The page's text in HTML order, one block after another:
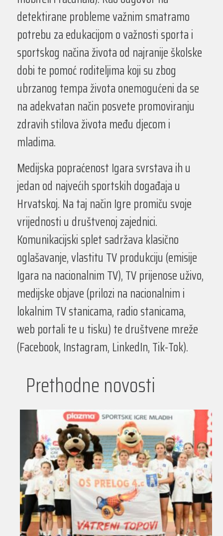
detektirane probleme važnim smatramo
potrebu za edukacijom o važnosti sporta i
sportskog načina života od najranije školske
dobi te pomoć roditeljima koji su zbog
ubrzanog tempa života onemogućeni da se
na adekvatan način posvete promoviranju
zdravih stilova života među djecom i
mladima.
Medijska popraćenost Igara svrstava ih u
jedan od najvećih sportskih događaja u
Hrvatskoj. Na taj način Igre promiču svoje
vrijednosti u društvenoj zajednici.
Komunikacijski splet sadržava klasično
oglašavanje, vlastitu TV produkciju (emisije
Igara na nacionalnim TV), TV prijenose uživo,
medijske objave (prilozi na nacionalnim i
lokalnim TV stanicama, radio stanicama,
web portali te u tisku) te društvene mreže
(Facebook, Instagram, LinkedIn, Tik-Tok).
Prethodne novosti